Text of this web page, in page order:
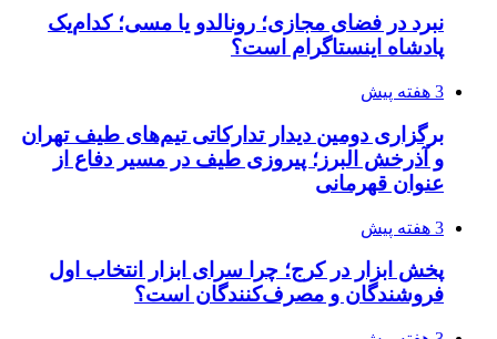
نبرد در فضای مجازی؛ رونالدو یا مسی؛ کدام‌یک
پادشاه اینستاگرام است؟
3 هفته پیش
برگزاری دومین دیدار تدارکاتی تیم‌های طیف تهران
و آذرخش البرز؛ پیروزی طیف در مسیر دفاع از
عنوان قهرمانی
3 هفته پیش
پخش ابزار در کرج؛ چرا سرای ابزار انتخاب اول
فروشندگان و مصرف‌کنندگان است؟